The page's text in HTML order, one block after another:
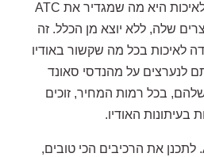
החתירה חסרת הפשרות לאיכות היא מה שמגדיר את ATC
שלה, ללא יוצא מן הכלל. זה
לאיכות בכל מה שקשור באודיו
לנערצים על מהנדסי סאונד
שלהם, בכל רמות המחיר, זוכים
בעיתונות האודיו.
זה הרעיון הפשוט של ATC. לתכנן את הרכיבים הכי טובים,